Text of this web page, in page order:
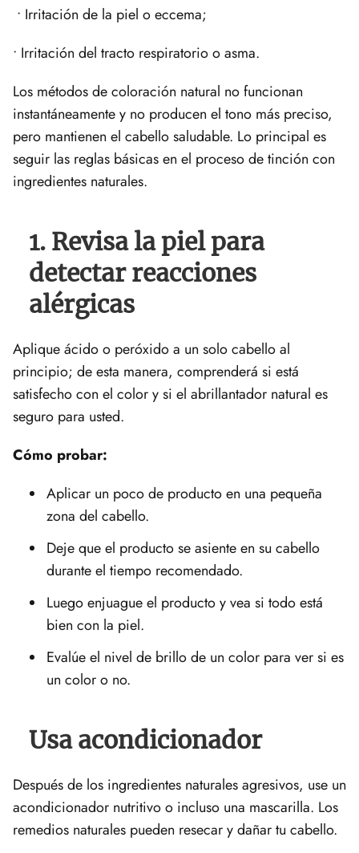
• Irritación de la piel o eccema;
• Irritación del tracto respiratorio o asma.
Los métodos de coloración natural no funcionan
instantáneamente y no producen el tono más preciso,
pero mantienen el cabello saludable. Lo principal es
seguir las reglas básicas en el proceso de tinción con
ingredientes naturales.
1. Revisa la piel para
detectar reacciones
alérgicas
Aplique ácido o peróxido a un solo cabello al
principio; de esta manera, comprenderá si está
satisfecho con el color y si el abrillantador natural es
seguro para usted.
Cómo probar:
Aplicar un poco de producto en una pequeña
zona del cabello.
Deje que el producto se asiente en su cabello
durante el tiempo recomendado.
Luego enjuague el producto y vea si todo está
bien con la piel.
Evalúe el nivel de brillo de un color para ver si es
un color o no.
Usa acondicionador
Después de los ingredientes naturales agresivos, use un
acondicionador nutritivo o incluso una mascarilla. Los
remedios naturales pueden resecar y dañar tu cabello.